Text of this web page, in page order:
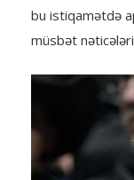
bu istiqamətdə
müsbət